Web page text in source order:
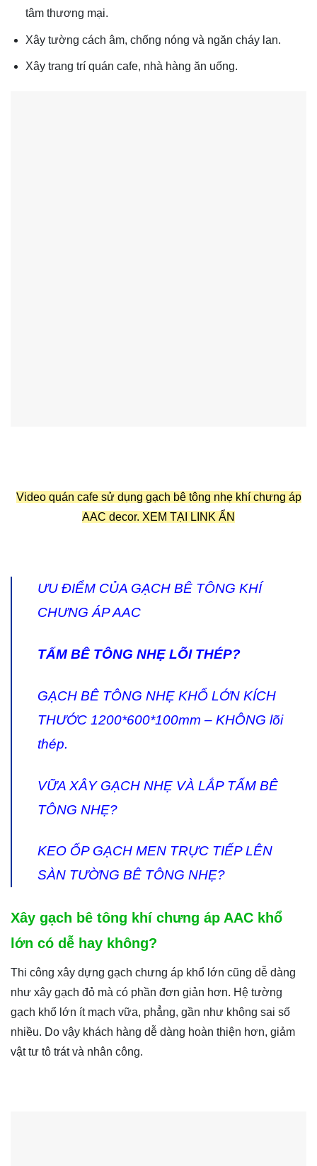
tâm thương mại.
Xây tường cách âm, chống nóng và ngăn cháy lan.
Xây trang trí quán cafe, nhà hàng ăn uống.
Video quán cafe sử dụng gạch bê tông nhẹ khí chưng áp
AAC decor. XEM TẠI LINK ẨN
ƯU ĐIỂM CỦA GẠCH BÊ TÔNG KHÍ
CHƯNG ÁP AAC
TẤM BÊ TÔNG NHẸ LÕI THÉP?
GẠCH BÊ TÔNG NHẸ KHỔ LỚN KÍCH
THƯỚC 1200*600*100mm – KHÔNG lõi
thép.
VỮA XÂY GẠCH NHẸ VÀ LẮP TẤM BÊ
TÔNG NHẸ?
KEO ỐP GẠCH MEN TRỰC TIẾP LÊN
SÀN TƯỜNG BÊ TÔNG NHẸ?
Xây gạch bê tông khí chưng áp AAC khổ
lớn có dễ hay không?
Thi công xây dựng gạch chưng áp khổ lớn cũng dễ dàng
như xây gạch đỏ mà có phần đơn giản hơn. Hệ tường
gạch khổ lớn ít mạch vữa, phẳng, gần như không sai số
nhiều. Do vậy khách hàng dễ dàng hoàn thiện hơn, giảm
vật tư tô trát và nhân công.